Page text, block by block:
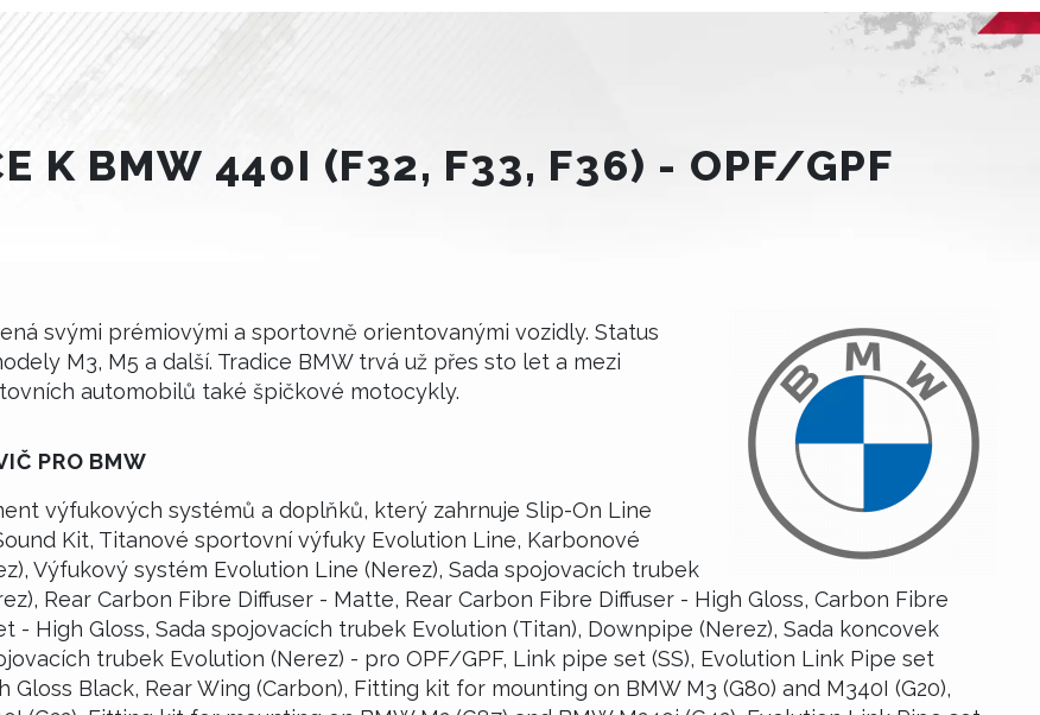
K BMW 440I (F32, F33, F36) - OPF/GPF
svými prémiovými a sportovně orientovanými vozidly. Status
M3, M5 a další. Tradice BMW trvá už přes sto let a mezi
automobilů také špičkové motocykly.
PRO BMW
výfukových systémů a doplňků, který zahrnuje Slip-On Line
Kit, Titanové sportovní výfuky Evolution Line, Karbonové
Výfukový systém Evolution Line (Nerez), Sada spojovacích trubek
Rear Carbon Fibre Diffuser - Matte, Rear Carbon Fibre Diffuser - High Gloss, Carbon Fibre
- High Gloss, Sada spojovacích trubek Evolution (Titan), Downpipe (Nerez), Sada koncovek
trubek Evolution (Nerez) - pro OPF/GPF, Link pipe set (SS), Evolution Link Pipe set
Black, Rear Wing (Carbon), Fitting kit for mounting on BMW M3 (G80) and M340I (G20),